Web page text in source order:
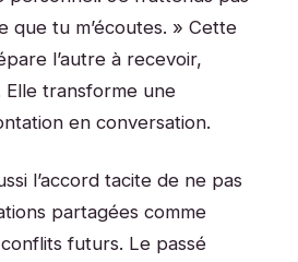
que tu m’écoutes. » Cette
l’autre à recevoir,
Elle transforme une
en conversation.
l’accord tacite de ne pas
partagées comme
futurs. Le passé